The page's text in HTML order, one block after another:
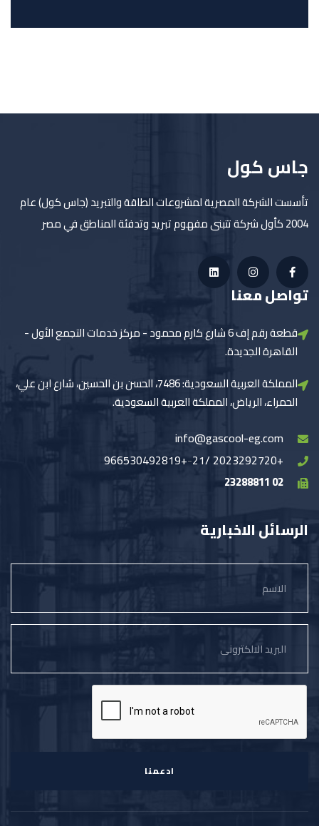
جاس كول
تأسست الشركة المصرية لمشروعات الطاقة والتبريد (جاس كول) عام
2004 كأول شركة تتبنى مفهوم تبريد وتدفئة المناطق في مصر
تواصل معنا
قطعة رقم إف 6 شارع كارم محمود - مركز خدمات التجمع الأول -
القاهرة الجديدة.
المملكة العربية السعودية: 7486، الحسن بن الحسين، شارع ابن علي،
الحمراء، الرياض، المملكة العربية السعودية.
info@gascool-eg.com
+2023292720 /21
-
+966530492819
02 23288811
الرسائل الاخبارية
ادعمنا